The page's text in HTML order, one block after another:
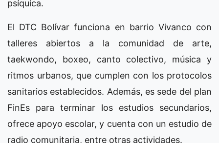
psíquica.
El DTC Bolívar funciona en barrio Vivanco con
talleres abiertos a la comunidad de arte,
taekwondo, boxeo, canto colectivo, música y
ritmos urbanos, que cumplen con los protocolos
sanitarios establecidos. Además, es sede del plan
FinEs para terminar los estudios secundarios,
ofrece apoyo escolar, y cuenta con un estudio de
radio comunitaria, entre otras actividades.